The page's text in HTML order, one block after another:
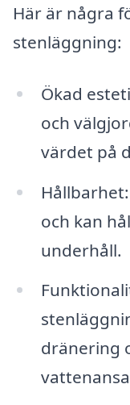
Här är några
stenläggning:
Ökad
och
värdet på
och kan
underhåll.
dränering